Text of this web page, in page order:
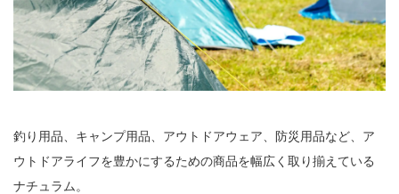
釣り用品、キャンプ用品、アウトドアウェア、防災用品など、ア
ウトドアライフを豊かにするための商品を幅広く取り揃えている
ナチュラム。